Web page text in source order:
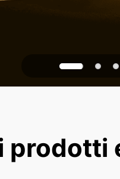
prodotti